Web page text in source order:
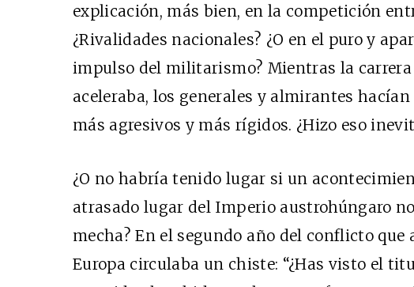
explicación, más bien, en la competición
¿Rivalidades nacionales? ¿O en el puro y
impulso del militarismo? Mientras la
aceleraba, los generales y almirantes
más agresivos y más rígidos. ¿Hizo eso
¿O no habría tenido lugar si un
atrasado lugar del Imperio austrohúngaro
mecha? En el segundo año del conflicto que
Europa circulaba un chiste: “¿Has visto el